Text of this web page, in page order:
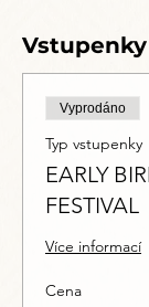
Vstupenky
Vyprodáno
Typ vstupenky
EARLY
FESTIVAL
Více informací
Cena